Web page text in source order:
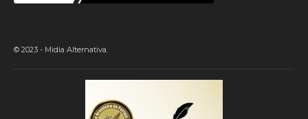
© 2023 - Midia Alternativa.